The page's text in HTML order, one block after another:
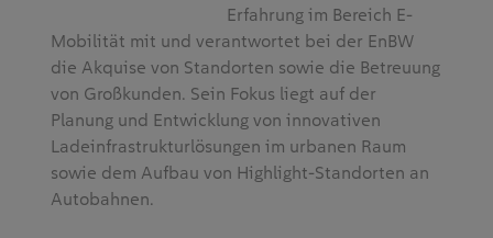
Erfahrung im Bereich E-
Mobilität mit und verantwortet bei der EnBW
die Akquise von Standorten sowie die Betreuung
von Großkunden. Sein Fokus liegt auf der
Planung und Entwicklung von innovativen
Ladeinfrastrukturlösungen im urbanen Raum
sowie dem Aufbau von Highlight-Standorten an
Autobahnen.